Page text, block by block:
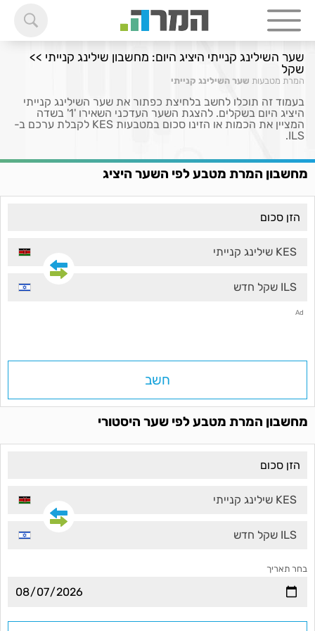
שער השילינג קנייתי היציג היום: מחשבון שילינג קנייתי >>
שקל
המרת מטבעות שער השילינג קנייתי
בעמוד זה תוכלו לחשב בלחיצת כפתור את שער השילינג קנייתי
היציג היום בשקלים. להצגת השער העדכני השאירו '1' בשדה
המציין את הכמות או הזינו סכום במטבעות KES לקבלת ערכם ב-
ILS.
מחשבון המרת מטבע לפי השער היציג
KES שילינג קנייתי
ILS שקל חדש
Ad
חשב
מחשבון המרת מטבע לפי שער היסטורי
KES שילינג קנייתי
ILS שקל חדש
בחר תאריך